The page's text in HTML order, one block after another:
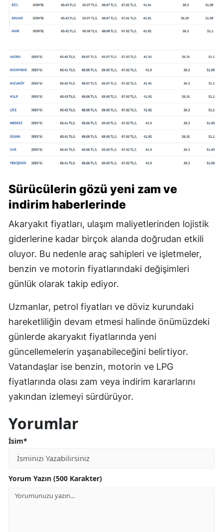
Sürücülerin gözü yeni zam ve
indirim haberlerinde
Akaryakıt fiyatları, ulaşım maliyetlerinden lojistik
giderlerine kadar birçok alanda doğrudan etkili
oluyor. Bu nedenle araç sahipleri ve işletmeler,
benzin ve motorin fiyatlarındaki değişimleri
günlük olarak takip ediyor.
Uzmanlar, petrol fiyatları ve döviz kurundaki
hareketliliğin devam etmesi halinde önümüzdeki
günlerde akaryakıt fiyatlarında yeni
güncellemelerin yaşanabileceğini belirtiyor.
Vatandaşlar ise benzin, motorin ve LPG
fiyatlarında olası zam veya indirim kararlarını
yakından izlemeyi sürdürüyor.
Yorumlar
İsim*
Yorum Yazın (500 Karakter)